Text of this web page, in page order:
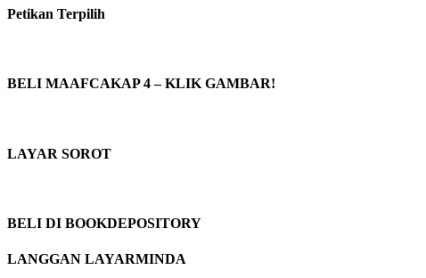
Petikan Terpilih
BELI MAAFCAKAP 4 – KLIK GAMBAR!
LAYAR SOROT
BELI DI BOOKDEPOSITORY
LANGGAN LAYARMINDA